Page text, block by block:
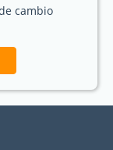
cambio